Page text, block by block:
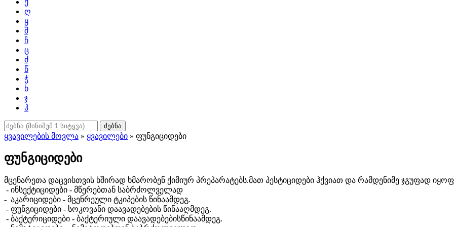
ქ
ღ
ყ
შ
ჩ
ც
ძ
წ
ჭ
ხ
ჯ
ჰ
ძებნა
ყვავილების მოვლა » ყვავილები » ფუნგიციდები
ფუნგიციდები
მცენარეთა დაცვისთვის ხშირად ხმარობენ ქიმიურ პრეპარატებს.მათ პესტიციდები ჰქვიათ და რამდენიმე ჯგუფად
- ინსექტიციდები - მწერებთან საბრძოლველად
- აკარიციდები - მცენრეული ტკიპების წინაამდეგ.
- ფუნგიციდები - სოკოვანი დაავადებების წინააღმდეგ.
- ბაქტერიციდები - ბაქტერიული დაავადებებისწინაამდეგ.